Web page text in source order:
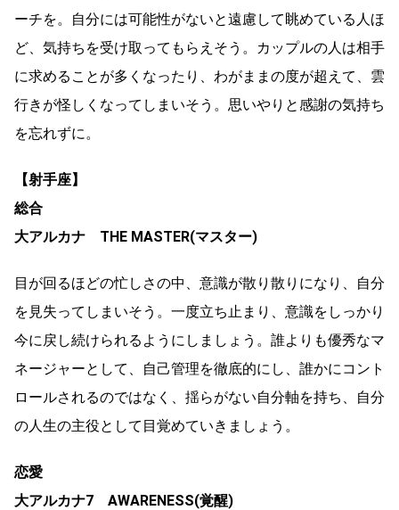
ーチを。自分には可能性がないと遠慮して眺めている人ほ
ど、気持ちを受け取ってもらえそう。カップルの人は相手
に求めることが多くなったり、わがままの度が超えて、雲
行きが怪しくなってしまいそう。思いやりと感謝の気持ち
を忘れずに。
【射手座】
総合
大アルカナ THE MASTER(マスター)
目が回るほどの忙しさの中、意識が散り散りになり、自分
を見失ってしまいそう。一度立ち止まり、意識をしっかり
今に戻し続けられるようにしましょう。誰よりも優秀なマ
ネージャーとして、自己管理を徹底的にし、誰かにコント
ロールされるのではなく、揺らがない自分軸を持ち、自分
の人生の主役として目覚めていきましょう。
恋愛
大アルカナ7 AWARENESS(覚醒)